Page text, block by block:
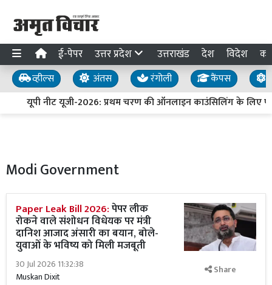
ई-पेपर उत्तर प्रदेश उत्तराखंड देश विदेश
व्हील्स अंतस रंगोली कैंपस
यूपी नीट यूजी-2026: प्रथम चरण की ऑनलाइन काउंसिलिंग के लिए
Modi Government
Paper Leak Bill 2026:पेपर लीक
रोकने वाले संशोधन विधेयक पर मंत्री
दानिश आजाद अंसारी का बयान, बोले-
युवाओं के भविष्य को मिली मजबूती
30 Jul 2026 11:32:38
Muskan Dixit
Share